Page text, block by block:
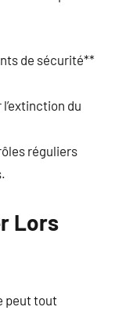
de sécurité**
du
réguliers
Lors
peut tout